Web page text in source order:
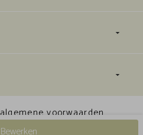
Bewerken
algemene voorwaarden